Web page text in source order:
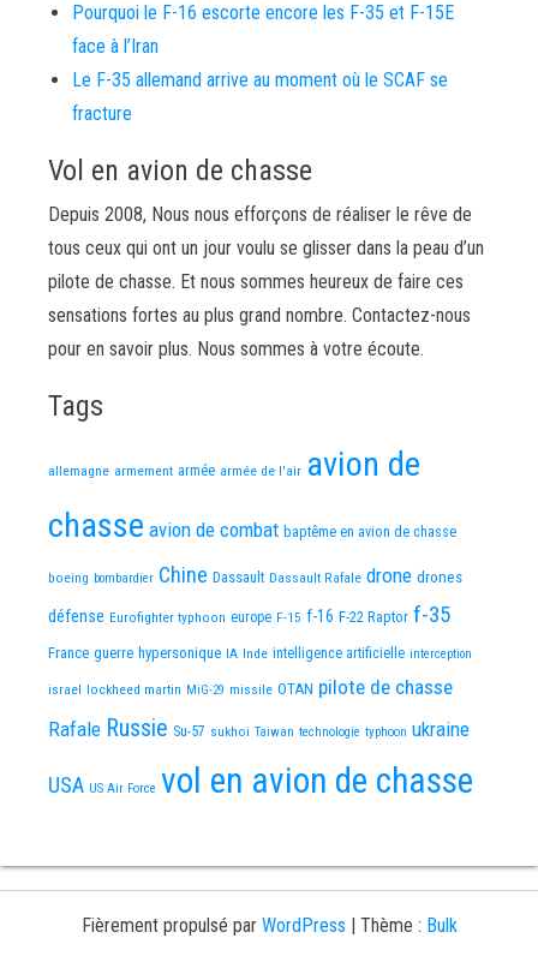
Pourquoi le F-16 escorte encore les F-35 et F-15E
face à l’Iran
Le F-35 allemand arrive au moment où le SCAF se
fracture
Vol en avion de chasse
Depuis 2008, Nous nous efforçons de réaliser le rêve de
tous ceux qui ont un jour voulu se glisser dans la peau d’un
pilote de chasse. Et nous sommes heureux de faire ces
sensations fortes au plus grand nombre. Contactez-nous
pour en savoir plus. Nous sommes à votre écoute.
Tags
allemagne armement armée armée de l'air avion de
chasse avion de combat baptême en avion de chasse
boeing bombardier Chine Dassault Dassault Rafale drone drones
défense Eurofighter typhoon europe F-15 f-16 F-22 Raptor f-35
France guerre hypersonique IA Inde intelligence artificielle interception
israel lockheed martin MiG-29 missile OTAN pilote de chasse
Rafale Russie Su-57 sukhoi Taiwan technologie typhoon ukraine
USA US Air Force vol en avion de chasse
Fièrement propulsé par WordPress | Thème : Bulk